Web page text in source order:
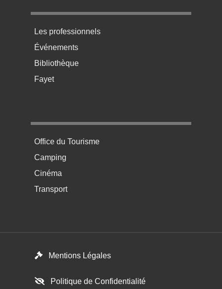
Menu pratique bas de page 3
Les professionnels
Événements
Bibliothèque
Fayet
Menu pratique bas de page 4
Office du Tourisme
Camping
Cinéma
Transport
Mentions Légales
Politique de Confidentialité